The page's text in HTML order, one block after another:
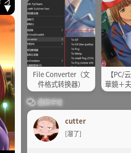
File Converter（文
件格式转换器）
【PC/
華鏡＋
最新评论
cutter
[溜了]